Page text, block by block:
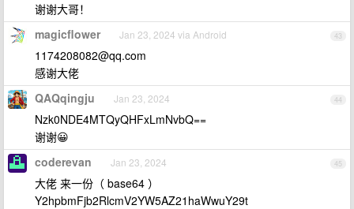
谢谢大哥！
43
magicflower Jan 23, 2024 via Android
1174208082@qq.com
感谢大佬
44
QAQqingju Jan 23, 2024
Nzk0NDE4MTQyQHFxLmNvbQ==
谢谢😀
45
coderevan Jan 23, 2024
大佬 来一份（ base64 ）
Y2hpbmFjb2RlcmV2YW5AZ21haWwuY29t